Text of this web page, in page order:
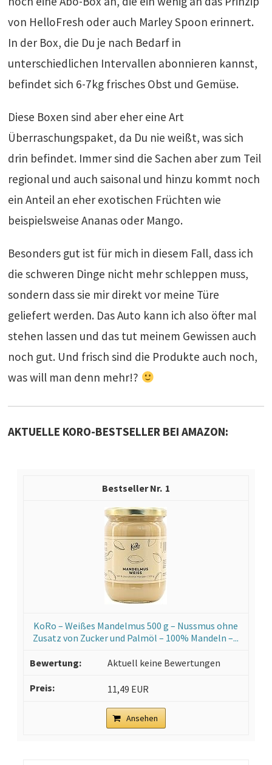
von HelloFresh oder auch Marley Spoon erinnert.
In der Box, die Du je nach Bedarf in
unterschiedlichen Intervallen abonnieren kannst,
befindet sich 6-7kg frisches Obst und Gemüse.
Diese Boxen sind aber eher eine Art
Überraschungspaket, da Du nie weißt, was sich
drin befindet. Immer sind die Sachen aber zum Teil
regional und auch saisonal und hinzu kommt noch
ein Anteil an eher exotischen Früchten wie
beispielsweise Ananas oder Mango.
Besonders gut ist für mich in diesem Fall, dass ich
die schweren Dinge nicht mehr schleppen muss,
sondern dass sie mir direkt vor meine Türe
geliefert werden. Das Auto kann ich also öfter mal
stehen lassen und das tut meinem Gewissen auch
noch gut. Und frisch sind die Produkte auch noch,
was will man denn mehr!?
AKTUELLE KORO-BESTSELLER BEI AMAZON:
1
KoRo – Weißes Mandelmus 500 g – Nussmus ohne
Zusatz von Zucker und Palmöl – 100% Mandeln –...
Aktuell keine Bewertungen
11,49 EUR
Ansehen